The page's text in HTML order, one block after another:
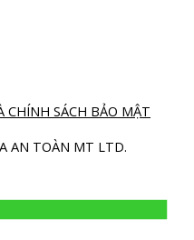
CHÍNH SÁCH BẢO MẬT
AN TOÀN MT LTD.